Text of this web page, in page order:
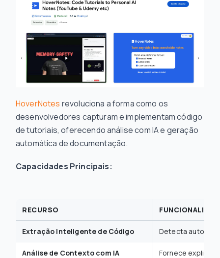
HoverNotes revoluciona a forma como os
desenvolvedores capturam e implementam código
de tutoriais, oferecendo análise com IA e geração
automática de documentação.
Capacidades Principais:
RECURSO
Extração Inteligente de Código Detecta
Análise de Contexto com IA Fornece